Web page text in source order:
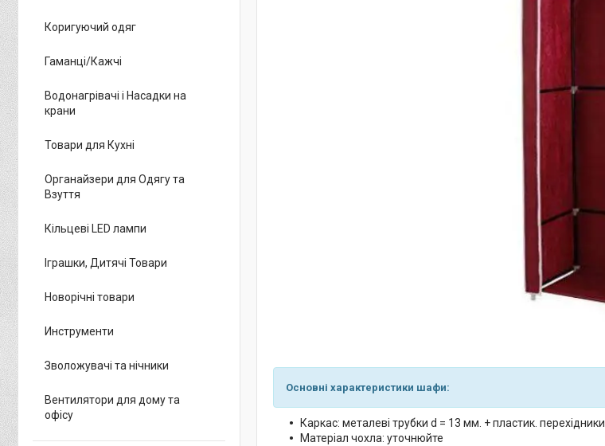
Основні характеристики шафи:
Каркас: металеві трубки d = 13 мм. + пластик. перехідники
Матеріал чохла: уточнюйте
Коригуючий одяг
Гаманці/Кажчі
Водонагрівачі і Насадки на
крани
Товари для Кухні
Органайзери для Одягу та
Взуття
Кільцеві LED лампи
Іграшки, Дитячі Товари
Новорічні товари
Инструменти
Зволожувачі та нічники
Вентилятори для дому та
офісу